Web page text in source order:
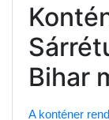
Bihar
A konténer